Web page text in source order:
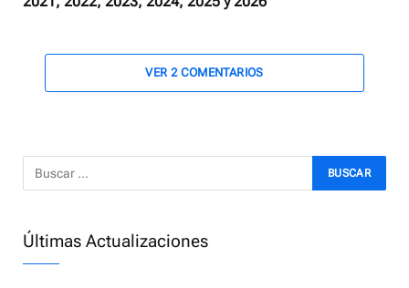
VER 2 COMENTARIOS
Últimas Actualizaciones